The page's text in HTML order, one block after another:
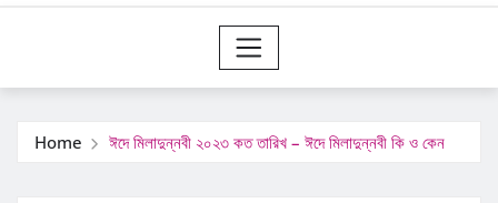
Home ঈদে মিলাদুন্নবী ২০২৩ কত তারিখ – ঈদে মিলাদুন্নবী কি ও কেন